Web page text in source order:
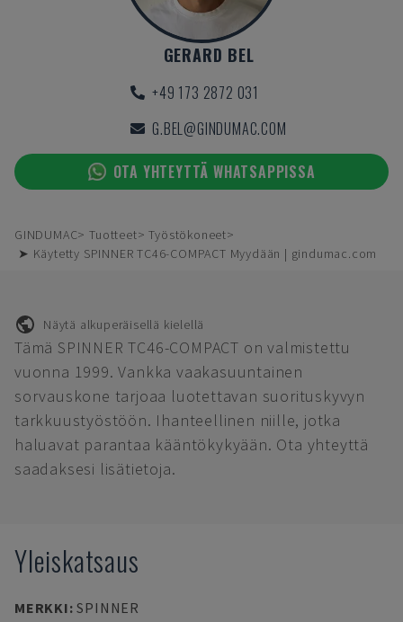
GERARD BEL
+49 173 2872 031
G.BEL@GINDUMAC.COM
OTA YHTEYTTÄ WHATSAPPISSA
GINDUMAC Tuotteet
Työstökoneet
➤ Käytetty SPINNER TC46-COMPACT Myydään | gindumac.com
Näytä alkuperäisellä kielellä
Tämä SPINNER TC46-COMPACT on valmistettu
vuonna 1999. Vankka vaakasuuntainen
sorvauskone tarjoaa luotettavan suorituskyvyn
tarkkuustyöstöön. Ihanteellinen niille, jotka
haluavat parantaa kääntökykyään. Ota yhteyttä
saadaksesi lisätietoja.
Yleiskatsaus
MERKKI:SPINNER